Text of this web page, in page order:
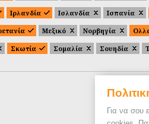
Για να σου
Ιρλανδία Ισλανδία Ισπανία
Μεξικό Νορβηγία
Σκωτία Σομαλία Σουηδία